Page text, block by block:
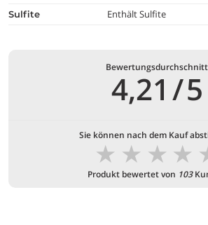
Sulfite Enthält Sulfite
Bewertungsdurchschnitt
4,21 /5
Sie können nach dem Kauf
★
★
★
★
Produkt bewertet von 103